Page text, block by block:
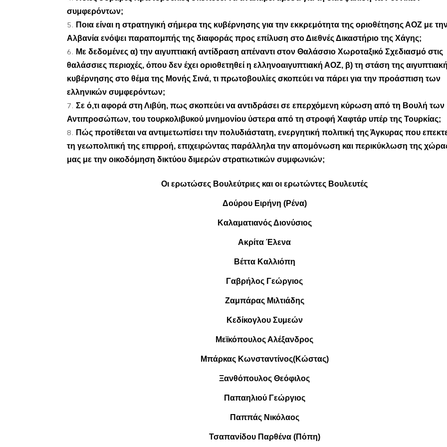
συμφερόντων;
Ποια είναι η στρατηγική σήμερα της κυβέρνησης για την εκκρεμότητα της οριοθέτησης ΑΟΖ με
Αλβανία ενόψει παραπομπής της διαφοράς προς επίλυση στο Διεθνές Δικαστήριο της Χάγης;
Με δεδομένες α) την αιγυπτιακή αντίδραση απέναντι στον Θαλάσσιο Χωροταξικό Σχεδιασμό στις
θαλάσσιες περιοχές, όπου δεν έχει οριοθετηθεί η ελληνοαιγυπτιακή ΑΟΖ, β) τη στάση της
κυβέρνησης στο θέμα της Μονής Σινά, τι πρωτοβουλίες σκοπεύει να πάρει για την προάσπιση των
ελληνικών συμφερόντων;
Σε ό,τι αφορά στη Λιβύη, πως σκοπεύει να αντιδράσει σε επερχόμενη κύρωση από τη Βουλή των
Αντιπροσώπων, του τουρκολιβυκού μνημονίου ύστερα από τη στροφή Χαφτάρ υπέρ της Τουρκίας;
Πώς προτίθεται να αντιμετωπίσει την πολυδιάστατη, ενεργητική πολιτική της Άγκυρας που
τη γεωπολιτική της επιρροή, επιχειρώντας παράλληλα την απομόνωση και περικύκλωση της
μας με την οικοδόμηση δικτύου διμερών στρατιωτικών συμφωνιών;
Οι ερωτώσες Βουλεύτριες και οι ερωτώντες Βουλευτές
Δούρου Ειρήνη (Ρένα)
Καλαματιανός Διονύσιος
Ακρίτα Έλενα
Βέττα Καλλιόπη
Γαβρήλος Γεώργιος
Ζαμπάρας Μιλτιάδης
Κεδίκογλου Συμεών
Μεϊκόπουλος Αλέξανδρος
Μπάρκας Κωνσταντίνος(Κώστας)
Ξανθόπουλος Θεόφιλος
Παπαηλιού Γεώργιος
Παππάς Νικόλαος
Τσαπανίδου Παρθένα (Πόπη)